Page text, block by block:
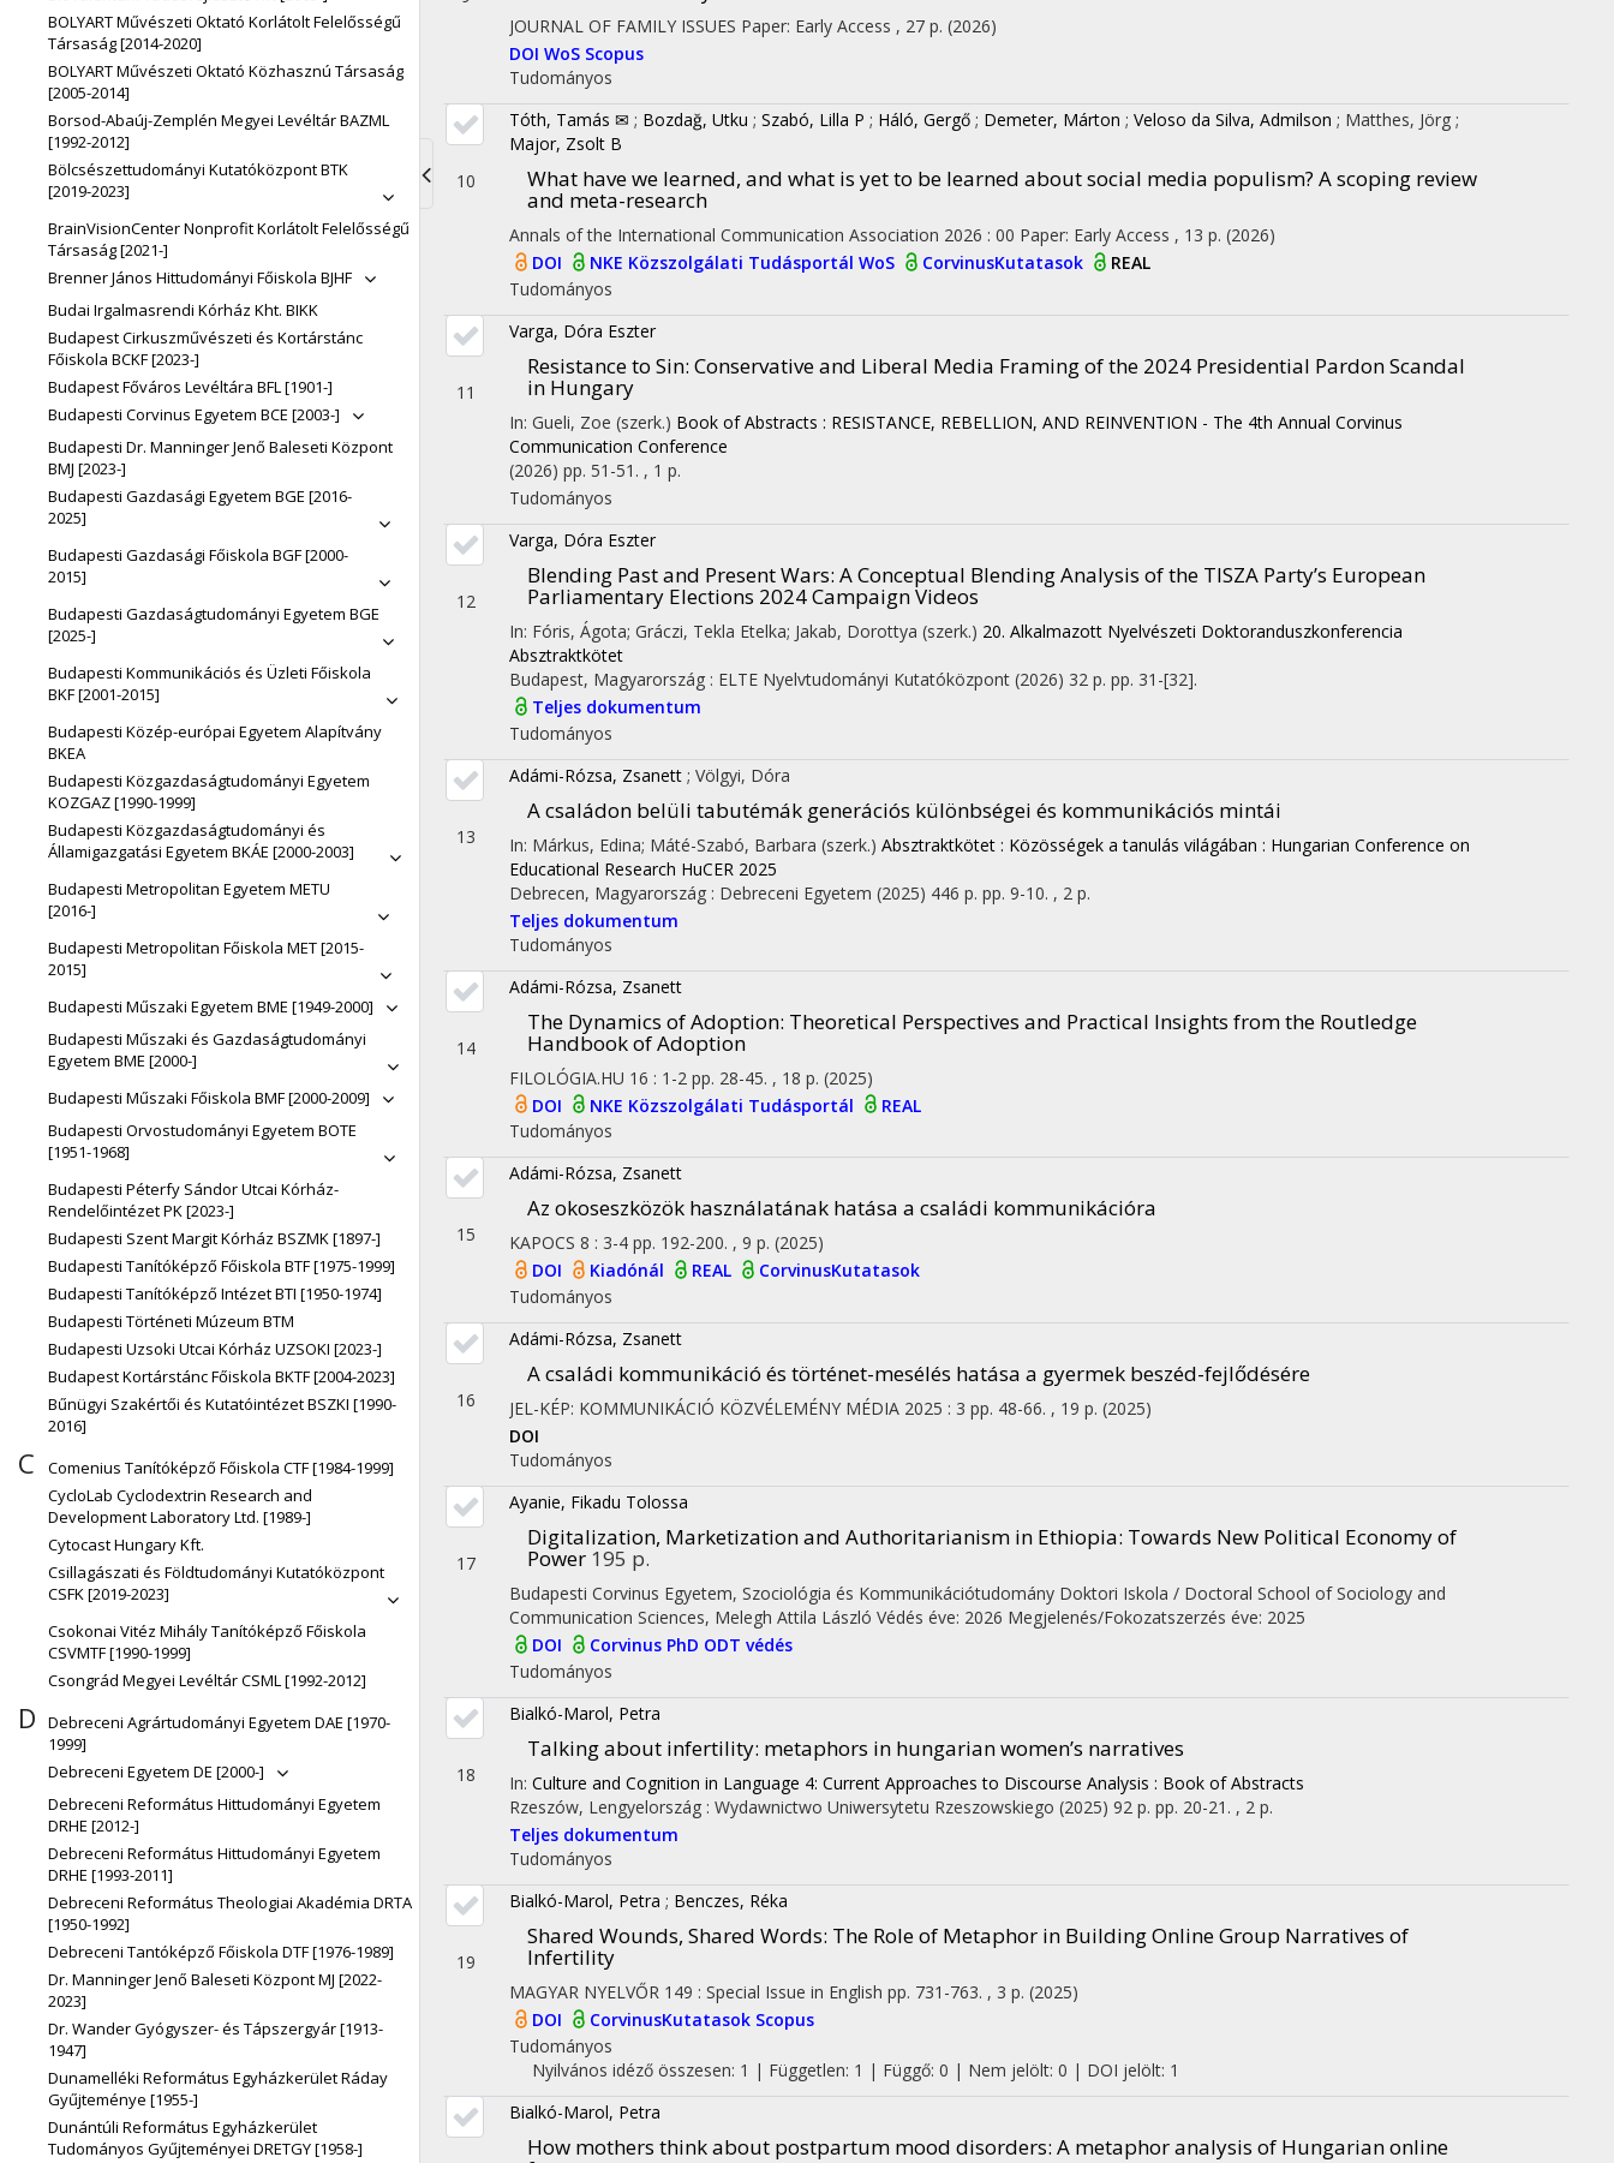
navigation
BOLYART Művészeti Oktató Korlátolt Felelősségű
Társaság [2014-2020]
BOLYART Művészeti Oktató Közhasznú Társaság
[2005-2014]
Borsod-Abaúj-Zemplén Megyei Levéltár BAZML
[1992-2012]
Bölcsészettudományi Kutatóközpont BTK
[2019-2023]
BrainVisionCenter Nonprofit Korlátolt Felelősségű
Társaság [2021-]
Brenner János Hittudományi Főiskola BJHF
Budai Irgalmasrendi Kórház Kht. BIKK
Budapest Cirkuszművészeti és Kortárstánc
Főiskola BCKF [2023-]
Budapest Főváros Levéltára BFL [1901-]
Budapesti Corvinus Egyetem BCE [2003-]
Budapesti Dr. Manninger Jenő Baleseti Központ
BMJ [2023-]
Budapesti Gazdasági Egyetem BGE [2016-
2025]
Budapesti Gazdasági Főiskola BGF [2000-
2015]
Budapesti Gazdaságtudományi Egyetem BGE
[2025-]
Budapesti Kommunikációs és Üzleti Főiskola
BKF [2001-2015]
Budapesti Közép-európai Egyetem Alapítvány
BKEA
Budapesti Közgazdaságtudományi Egyetem
KOZGAZ [1990-1999]
Budapesti Közgazdaságtudományi és
Államigazgatási Egyetem BKÁE [2000-2003]
Budapesti Metropolitan Egyetem METU
[2016-]
Budapesti Metropolitan Főiskola MET [2015-
2015]
Budapesti Műszaki Egyetem BME [1949-2000]
Budapesti Műszaki és Gazdaságtudományi
Egyetem BME [2000-]
Budapesti Műszaki Főiskola BMF [2000-2009]
Budapesti Orvostudományi Egyetem BOTE
[1951-1968]
Budapesti Péterfy Sándor Utcai Kórház-
Rendelőintézet PK [2023-]
Budapesti Szent Margit Kórház BSZMK [1897-]
Budapesti Tanítóképző Főiskola BTF [1975-1999]
Budapesti Tanítóképző Intézet BTI [1950-1974]
Budapesti Történeti Múzeum BTM
Budapesti Uzsoki Utcai Kórház UZSOKI [2023-]
Budapest Kortárstánc Főiskola BKTF [2004-2023]
Bűnügyi Szakértői és Kutatóintézet BSZKI [1990-
2016]
C
Comenius Tanítóképző Főiskola CTF [1984-1999]
CycloLab Cyclodextrin Research and
Development Laboratory Ltd. [1989-]
Cytocast Hungary Kft.
Csillagászati és Földtudományi Kutatóközpont
CSFK [2019-2023]
Csokonai Vitéz Mihály Tanítóképző Főiskola
CSVMTF [1990-1999]
Csongrád Megyei Levéltár CSML [1992-2012]
D
Debreceni Agrártudományi Egyetem DAE [1970-
1999]
Debreceni Egyetem DE [2000-]
Debreceni Református Hittudományi Egyetem
DRHE [2012-]
Debreceni Református Hittudományi Egyetem
DRHE [1993-2011]
Debreceni Református Theologiai Akadémia DRTA
[1950-1992]
Debreceni Tantóképző Főiskola DTF [1976-1989]
Dr. Manninger Jenő Baleseti Központ MJ [2022-
2023]
Dr. Wander Gyógyszer- és Tápszergyár [1913-
1947]
Dunamelléki Református Egyházkerület Ráday
Gyűjteménye [1955-]
Dunántúli Református Egyházkerület
Tudományos Gyűjteményei DRETGY [1958-]
JOURNAL OF FAMILY ISSUES Paper: Early Access , 27 p. (2026)
DOI WoS Scopus
Tudományos
10
Tóth, Tamás ✉ ; Bozdağ, Utku ; Szabó, Lilla P ; Háló, Gergő ; Demeter, Márton ; Veloso da Silva, Admilson ; Matthes, Jörg ;
Major, Zsolt B
What have we learned, and what is yet to be learned about social media populism? A scoping review
and meta-research
Annals of the International Communication Association 2026 : 00 Paper: Early Access , 13 p. (2026)
DOI
NKE Közszolgálati Tudásportál WoS CorvinusKutatasok
REAL
Tudományos
11
Varga, Dóra Eszter
Resistance to Sin: Conservative and Liberal Media Framing of the 2024 Presidential Pardon Scandal
in Hungary
In: Gueli, Zoe (szerk.) Book of Abstracts : RESISTANCE, REBELLION, AND REINVENTION - The 4th Annual Corvinus
Communication Conference
(2026) pp. 51-51. , 1 p.
Tudományos
12
Varga, Dóra Eszter
Blending Past and Present Wars: A Conceptual Blending Analysis of the TISZA Party’s European
Parliamentary Elections 2024 Campaign Videos
In: Fóris, Ágota; Gráczi, Tekla Etelka; Jakab, Dorottya (szerk.) 20. Alkalmazott Nyelvészeti Doktoranduszkonferencia
Absztraktkötet
Budapest, Magyarország : ELTE Nyelvtudományi Kutatóközpont (2026) 32 p. pp. 31-[32].
Teljes dokumentum
Tudományos
13
Adámi-Rózsa, Zsanett ; Völgyi, Dóra
A családon belüli tabutémák generációs különbségei és kommunikációs mintái
In: Márkus, Edina; Máté-Szabó, Barbara (szerk.) Absztraktkötet : Közösségek a tanulás világában : Hungarian Conference on
Educational Research HuCER 2025
Debrecen, Magyarország : Debreceni Egyetem (2025) 446 p. pp. 9-10. , 2 p.
Teljes dokumentum
Tudományos
14
Adámi-Rózsa, Zsanett
The Dynamics of Adoption: Theoretical Perspectives and Practical Insights from the Routledge
Handbook of Adoption
FILOLÓGIA.HU 16 : 1-2 pp. 28-45. , 18 p. (2025)
DOI
NKE Közszolgálati Tudásportál
REAL
Tudományos
15
Adámi-Rózsa, Zsanett
Az okoseszközök használatának hatása a családi kommunikációra
KAPOCS 8 : 3-4 pp. 192-200. , 9 p. (2025)
DOI
Kiadónál REAL
CorvinusKutatasok
Tudományos
16
Adámi-Rózsa, Zsanett
A családi kommunikáció és történet-mesélés hatása a gyermek beszéd-fejlődésére
JEL-KÉP: KOMMUNIKÁCIÓ KÖZVÉLEMÉNY MÉDIA 2025 : 3 pp. 48-66. , 19 p. (2025)
DOI
Tudományos
17
Ayanie, Fikadu Tolossa
Digitalization, Marketization and Authoritarianism in Ethiopia: Towards New Political Economy of
Power 195 p.
Budapesti Corvinus Egyetem, Szociológia és Kommunikációtudomány Doktori Iskola / Doctoral School of Sociology and
Communication Sciences, Melegh Attila László Védés éve: 2026 Megjelenés/Fokozatszerzés éve: 2025
DOI
Corvinus PhD ODT védés
Tudományos
18
Bialkó-Marol, Petra
Talking about infertility: metaphors in hungarian women’s narratives
In: Culture and Cognition in Language 4: Current Approaches to Discourse Analysis : Book of Abstracts
Rzeszów, Lengyelország : Wydawnictwo Uniwersytetu Rzeszowskiego (2025) 92 p. pp. 20-21. , 2 p.
Teljes dokumentum
Tudományos
19
Bialkó-Marol, Petra ; Benczes, Réka
Shared Wounds, Shared Words: The Role of Metaphor in Building Online Group Narratives of
Infertility
MAGYAR NYELVŐR 149 : Special Issue in English pp. 731-763. , 3 p. (2025)
DOI
CorvinusKutatasok Scopus
Tudományos
Nyilvános idéző összesen: 1 | Független: 1 | Függő: 0 | Nem jelölt: 0 | DOI jelölt: 1
Bialkó-Marol, Petra
How mothers think about postpartum mood disorders: A metaphor analysis of Hungarian online